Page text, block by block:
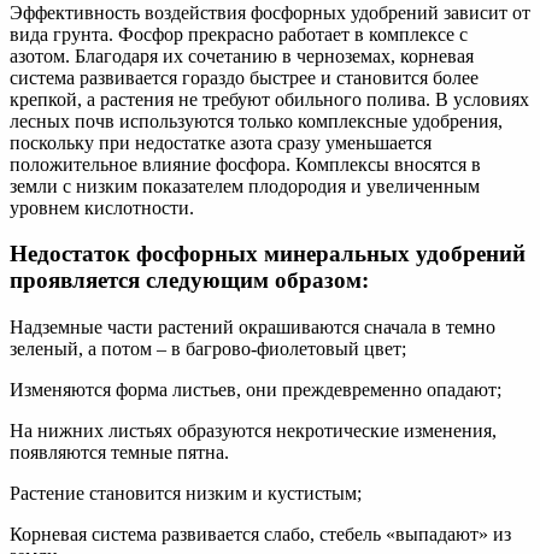
Эффективность воздействия фосфорных удобрений зависит от
вида грунта. Фосфор прекрасно работает в комплексе с
азотом. Благодаря их сочетанию в черноземах, корневая
система развивается гораздо быстрее и становится более
крепкой, а растения не требуют обильного полива. В условиях
лесных почв используются только комплексные удобрения,
поскольку при недостатке азота сразу уменьшается
положительное влияние фосфора. Комплексы вносятся в
земли с низким показателем плодородия и увеличенным
уровнем кислотности.
Недостаток фосфорных минеральных удобрений
проявляется следующим образом:
Надземные части растений окрашиваются сначала в темно
зеленый, а потом – в багрово-фиолетовый цвет;
Изменяются форма листьев, они преждевременно опадают;
На нижних листьях образуются некротические изменения,
появляются темные пятна.
Растение становится низким и кустистым;
Корневая система развивается слабо, стебель «выпадают» из